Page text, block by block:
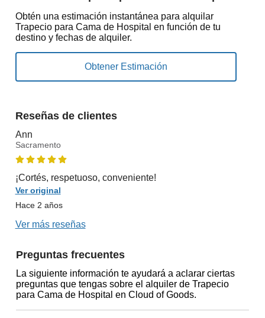
Obtén una estimación instantánea para alquilar
Trapecio para Cama de Hospital en función de tu
destino y fechas de alquiler.
Reseñas de clientes
Ann
Sacramento
¡Cortés, respetuoso, conveniente!
Ver original
Hace 2 años
Ver más reseñas
Preguntas frecuentes
La siguiente información te ayudará a aclarar ciertas
preguntas que tengas sobre el alquiler de Trapecio
para Cama de Hospital en Cloud of Goods.